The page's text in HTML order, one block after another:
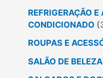
REFRIGERAÇÃO E
CONDICIONADO
ROUPAS E
SALÃO DE BELEZA